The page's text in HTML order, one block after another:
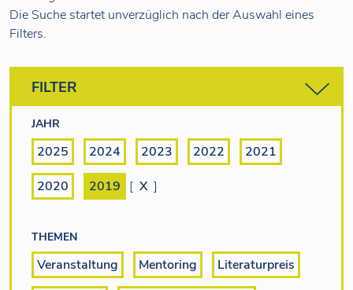
Die Suche startet unverzüglich nach der Auswahl eines
Filters.
FILTER
JAHR
2025 2024 2023 2022
2021
2020
2019 [ X ]
THEMEN
Veranstaltung Mentoring
Literaturpreis